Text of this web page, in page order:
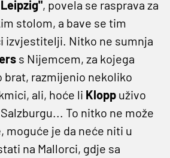
, povela se rasprava za
stolom, a bave se tim
izvjestitelji. Nitko ne sumnja
s Nijemcem, za kojega
brat, razmijenio nekoliko
ali, hoće li Klopp uživo
To nitko ne može
je da neće niti u
na Mallorci, gdje sa